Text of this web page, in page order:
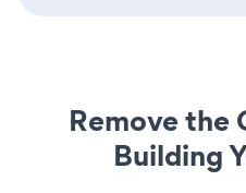
Remove the
Building